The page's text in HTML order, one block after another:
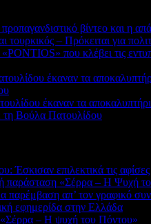
βίντεο και
– Πρόκειται για
που κλέβει τις
έκαναν τα
έκαναν τα
τη Βούλα Πατουλίδου
Έσκισαν επιλεκτικά τις
παράσταση «Σέρρα – Η Ψυχή
απ’ τον γραφικό
εφημερίδα στην Ελλάδα
– Η ψυχή του Πόντου»